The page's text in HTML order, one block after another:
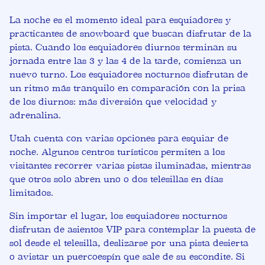
La noche es el momento ideal para esquiadores y
practicantes de snowboard que buscan disfrutar de la
pista. Cuando los esquiadores diurnos terminan su
jornada entre las 3 y las 4 de la tarde, comienza un
nuevo turno. Los esquiadores nocturnos disfrutan de
un ritmo más tranquilo en comparación con la prisa
de los diurnos: más diversión que velocidad y
adrenalina.
Utah cuenta con varias opciones para esquiar de
noche. Algunos centros turísticos permiten a los
visitantes recorrer varias pistas iluminadas, mientras
que otros solo abren uno o dos telesillas en días
limitados.
Sin importar el lugar, los esquiadores nocturnos
disfrutan de asientos VIP para contemplar la puesta de
sol desde el telesilla, deslizarse por una pista desierta
o avistar un puercoespín que sale de su escondite. Si